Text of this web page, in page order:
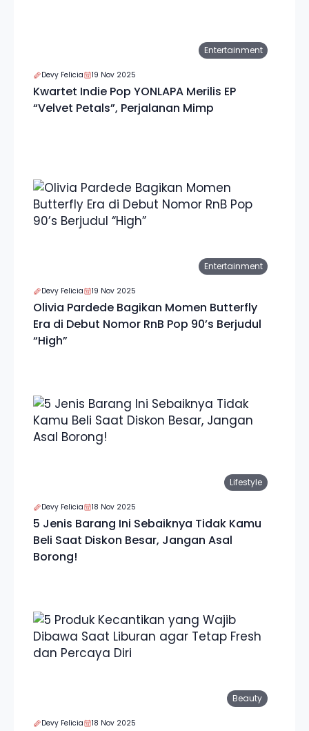
Entertainment
Devy Felicia 19 Nov 2025
Kwartet Indie Pop YONLAPA Merilis EP
“Velvet Petals”, Perjalanan Mimp
Entertainment
Devy Felicia 19 Nov 2025
Olivia Pardede Bagikan Momen Butterfly
Era di Debut Nomor RnB Pop 90’s Berjudul
“High”
Lifestyle
Devy Felicia 18 Nov 2025
5 Jenis Barang Ini Sebaiknya Tidak Kamu
Beli Saat Diskon Besar, Jangan Asal
Borong!
Beauty
Devy Felicia 18 Nov 2025